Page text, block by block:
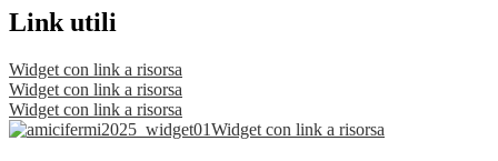
Link utili
Widget con link a risorsa
Widget con link a risorsa
Widget con link a risorsa
Widget con link a risorsa